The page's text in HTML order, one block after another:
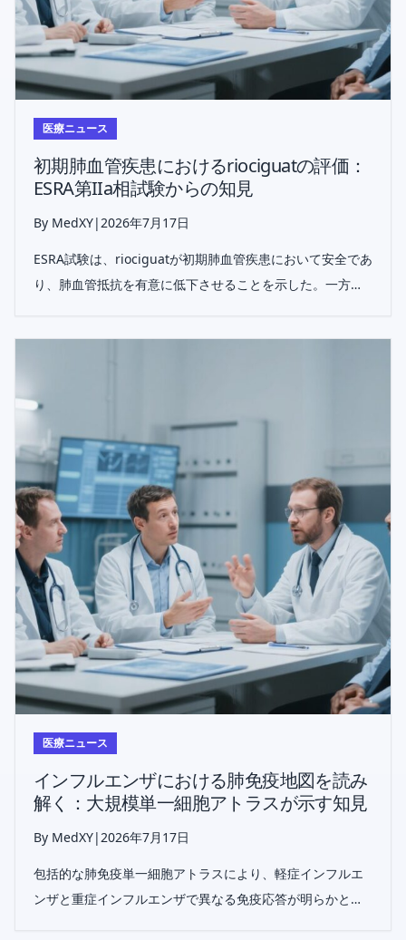
医療ニュース
初期肺血管疾患におけるriociguatの評価：
ESRA第IIa相試験からの知見
By MedXY|2026年7月17日
ESRA試験は、riociguatが初期肺血管疾患において安全であ
り、肺血管抵抗を有意に低下させることを示した。一方
は、副次的な有益性は依然として未証明であった。
医療ニュース
インフルエンザにおける肺免疫地図を読み
解く：大規模単一細胞アトラスが示す知見
By MedXY|2026年7月17日
包括的な肺免疫単一細胞アトラスにより、軽症インフルエ
ンザと重症インフルエンザで異なる免疫応答が明らかとな